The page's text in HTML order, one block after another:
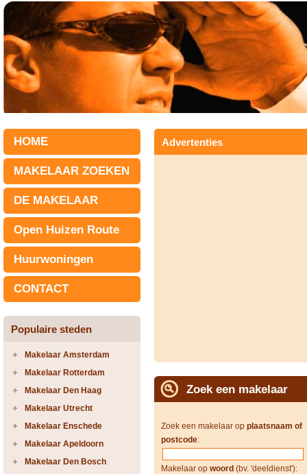
HOME
MAKELAAR ZOEKEN
DE MAKELAAR
Open Huizen Route
Huurwoningen
CONTACT
Populaire steden
Makelaar Amsterdam
Makelaar Rotterdam
Makelaar Den Haag
Makelaar Utrecht
Makelaar Enschede
Makelaar Apeldoorn
Makelaar Den Bosch
Advertenties
Zoek een makelaar
Zoek een makelaar op plaatsnaam of
postcode:
Makelaar op woord (bv. 'deeldienst'):